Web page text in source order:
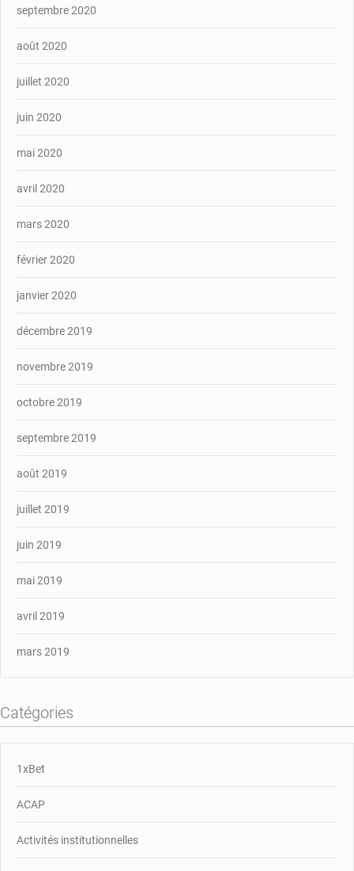
septembre 2020
août 2020
juillet 2020
juin 2020
mai 2020
avril 2020
mars 2020
février 2020
janvier 2020
décembre 2019
novembre 2019
octobre 2019
septembre 2019
août 2019
juillet 2019
juin 2019
mai 2019
avril 2019
mars 2019
Catégories
1xBet
ACAP
Activités institutionnelles